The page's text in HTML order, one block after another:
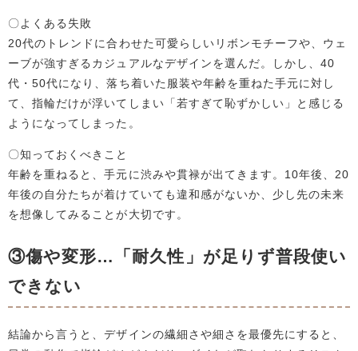
〇よくある失敗
20代のトレンドに合わせた可愛らしいリボンモチーフや、ウェ
ーブが強すぎるカジュアルなデザインを選んだ。しかし、40
代・50代になり、落ち着いた服装や年齢を重ねた手元に対し
て、指輪だけが浮いてしまい「若すぎて恥ずかしい」と感じる
ようになってしまった。
〇知っておくべきこと
年齢を重ねると、手元に渋みや貫禄が出てきます。10年後、20
年後の自分たちが着けていても違和感がないか、少し先の未来
を想像してみることが大切です。
③傷や変形…「耐久性」が足りず普段使い
できない
結論から言うと、デザインの繊細さや細さを最優先にすると、